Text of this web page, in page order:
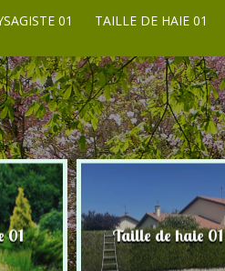
01 TAILLE DE HAIE 01
01 Taille de haie 01